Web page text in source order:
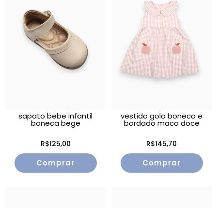
sapato bebe infantil
boneca bege
R$125,00
Comprar
vestido gola boneca e
bordado maca doce
R$145,70
Comprar